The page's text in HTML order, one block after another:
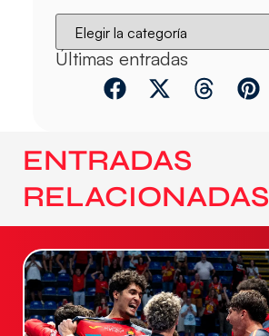
Últimas entradas
ENTRADAS
RELACIONADAS